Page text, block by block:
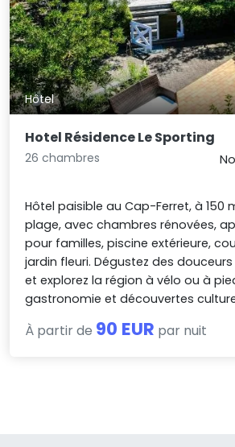
Hôtel
Hotel Résidence Le Sporting
26 chambres
Hôtel paisible au Cap-Ferret, à 150
plage, avec chambres rénovées,
pour familles, piscine extérieure,
jardin fleuri. Dégustez des
et explorez la région à vélo ou à
gastronomie et découvertes
À partir de 90 EUR par nuit